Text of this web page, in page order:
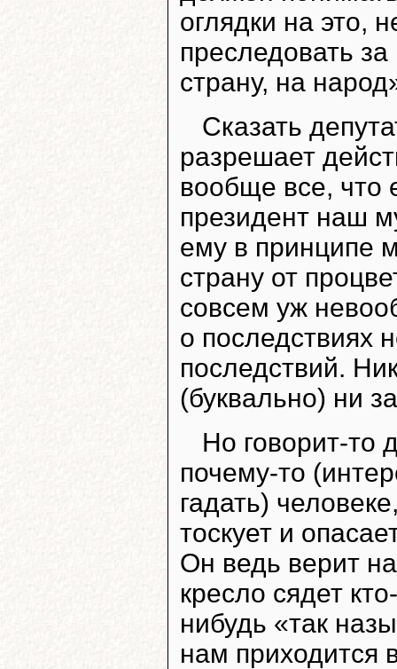
оглядки на это,
преследовать
страну, на
Сказать
разрешает
вообще все, что
президент наш
ему в принципе
страну от
совсем уж
о последствиях
последствий.
(буквально) ни
Но говорит-то
почему-то
гадать)
тоскует и
Он ведь верит
кресло сядет
нибудь «так
нам приходится